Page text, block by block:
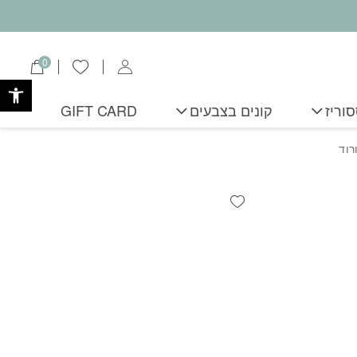
הרשימה שלי
0
קונים בצבעים GIFT CARD
Add wishlist